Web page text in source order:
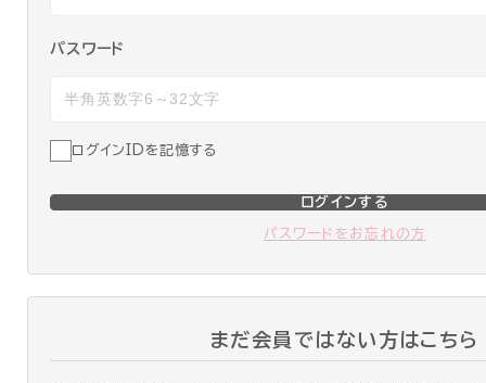
パスワード
ログインIDを記憶する
ログインする
パスワードをお忘れの方
まだ会員ではない方はこちら